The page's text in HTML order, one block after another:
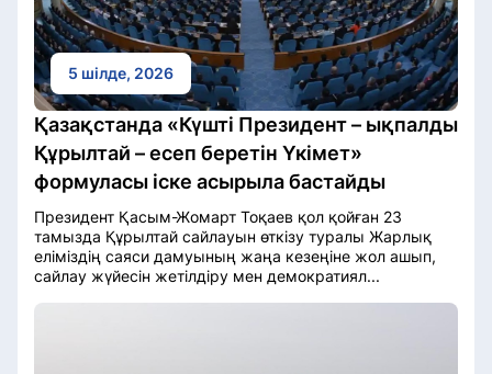
5 шілде, 2026
Қазақстанда «Күшті Президент – ықпалды
Құрылтай – есеп беретін Үкімет»
формуласы іске асырыла бастайды
Президент Қасым-Жомарт Тоқаев қол қойған 23
тамызда Құрылтай сайлауын өткізу туралы Жарлық
еліміздің саяси дамуының жаңа кезеңіне жол ашып,
сайлау жүйесін жетілдіру мен демократиял...